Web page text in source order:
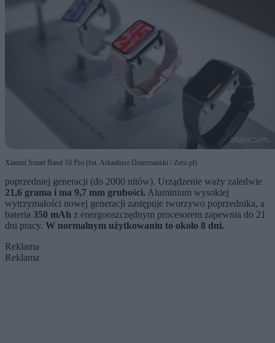
Xiaomi Smart Band 10 Pro (fot. Arkadiusz Dziermański / Zero.pl)
poprzedniej generacji (do 2000 nitów). Urządzenie waży zaledwie
21,6 grama i ma 9,7 mm grubości. Aluminium wysokiej
wytrzymałości nowej generacji zastępuje tworzywo poprzednika, a
bateria 350 mAh z energooszczędnym procesorem zapewnia do 21
dni pracy. W normalnym użytkowaniu to około 8 dni.
Reklama
Reklama